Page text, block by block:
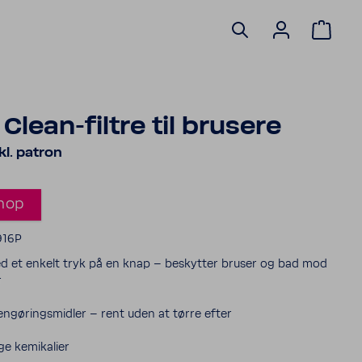
Clean-​filtre til brusere
patron
et enkelt tryk på en knap – beskytter bruser og bad mod
– rent uden at tørre efter
kemi­ka­lier